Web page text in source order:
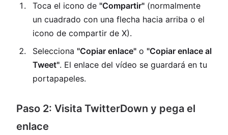
Toca el icono de "Compartir" (normalmente
un cuadrado con una flecha hacia arriba o el
icono de compartir de X).
Selecciona "Copiar enlace" o "Copiar enlace al
Tweet". El enlace del vídeo se guardará en tu
portapapeles.
Paso 2: Visita TwitterDown y pega el
enlace